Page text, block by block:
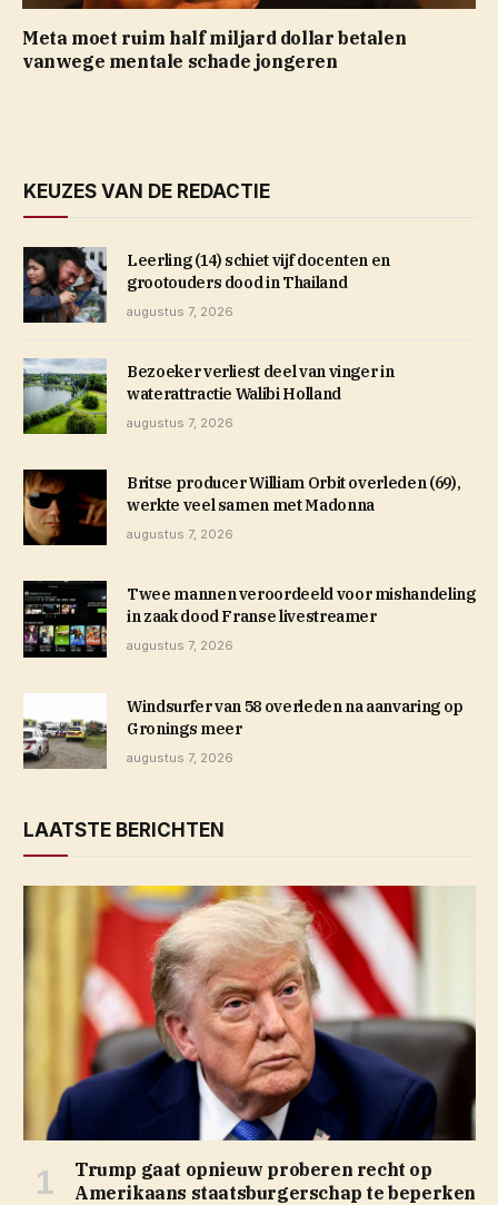
Meta moet ruim half miljard dollar betalen
vanwege mentale schade jongeren
KEUZES VAN DE REDACTIE
Leerling (14) schiet vijf docenten en
grootouders dood in Thailand
augustus 7, 2026
Bezoeker verliest deel van vinger in
waterattractie Walibi Holland
augustus 7, 2026
Britse producer William Orbit overleden (69),
werkte veel samen met Madonna
augustus 7, 2026
Twee mannen veroordeeld voor mishandeling
in zaak dood Franse livestreamer
augustus 7, 2026
Windsurfer van 58 overleden na aanvaring op
Gronings meer
augustus 7, 2026
LAATSTE BERICHTEN
Trump gaat opnieuw proberen recht op
Amerikaans staatsburgerschap te beperken